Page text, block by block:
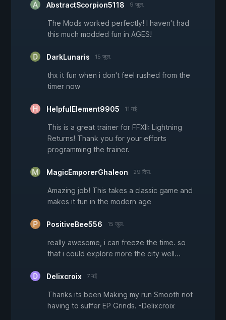
AbstractScorpion5118 9 जुल.
The Mods worked perfectly! I haven't had
this much modded fun in AGES!
DarkLunaris 15 जुल.
thx it fun when i don't feel rushed from the
timer now
HelpfulElement9905 11 मई
This is a great trainer for FFXII: Lightning
Returns! Thank you for your efforts
programming the trainer.
MagicEmporerGhaleon 29 दिस.
Amazing job! This takes a classic game and
makes it fun in the modern age
PositiveBee556 15 जुल.
really awesome, i can freeze the time. so
that i could explore more the city well...
Delixcroix 7 मई
Thanks its been Making my run Smooth not
having to suffer EP Grinds. -Delixcroix